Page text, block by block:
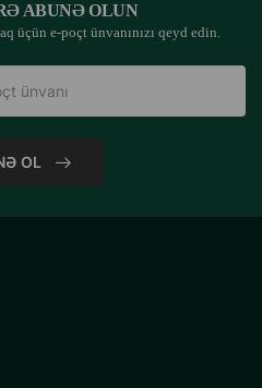
ABUNƏ OLUN
üçün e-poçt ünvanınızı qeyd edin.
OL